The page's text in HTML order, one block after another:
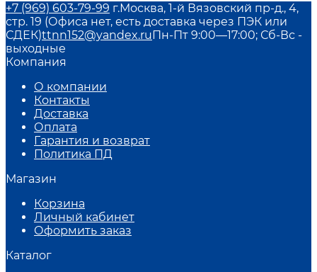
+7 (969) 603-79-99 г.Москва, 1-й Вязовский пр-д., 4,
стр. 19 (Офиса нет, есть доставка через ПЭК или
СДЕК)ttnn152@yandex.ruПн-Пт 9:00—17:00; Сб-Вс -
выходные
Компания
О компании
Контакты
Доставка
Оплата
Гарантия и возврат
Политика ПД
Магазин
Корзина
Личный кабинет
Оформить заказ
Каталог